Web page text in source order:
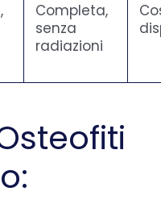
Completa,
senza
radiazioni